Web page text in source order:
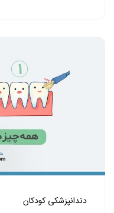
دندانپزشکی کودکان